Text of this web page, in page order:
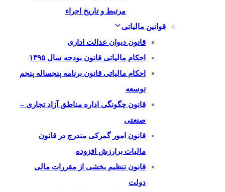
مرتبط و تاریخ اجراء
قوانین مالیاتی
قانون دیوان عدالت اداری
احکام مالیاتی قانون بودجه سال ۱۳۹۵
احکام مالیاتی قانون برنامه پنجساله پنجم
توسعه
قانون چگونگی اداره مناطق آزاد تجاری –
صنعتی
قانون امور گمرکی مندرج در قانون
مالیات برارزش افزوده
قانون تنظیم بخشی از مقررات مالی
دولت